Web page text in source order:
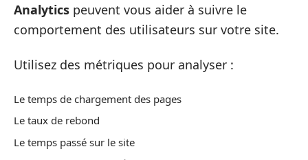
Analytics peuvent vous aider à suivre le
comportement des utilisateurs sur votre site.
Utilisez des métriques pour analyser :
Le temps de chargement des pages
Le taux de rebond
Le temps passé sur le site